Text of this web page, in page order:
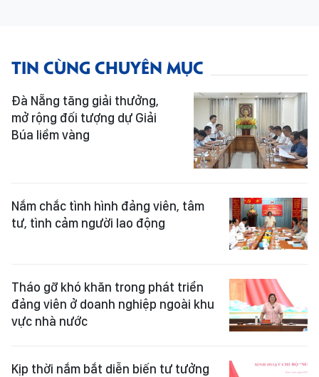
TIN CÙNG CHUYÊN MỤC
Đà Nẵng tăng giải thưởng,
mở rộng đối tượng dự Giải
Búa liềm vàng
Nắm chắc tình hình đảng viên, tâm
tư, tình cảm người lao động
Tháo gỡ khó khăn trong phát triển
đảng viên ở doanh nghiệp ngoài khu
vực nhà nước
Kịp thời nắm bắt diễn biến tư tưởng